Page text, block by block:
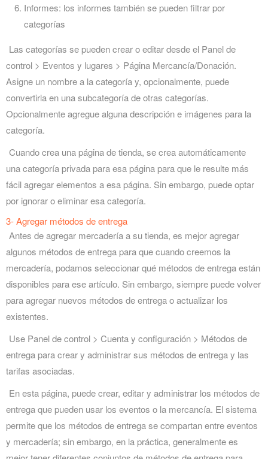
Informes: los informes también se pueden filtrar por
categorías
Las categorías se pueden crear o editar desde el Panel de
control > Eventos y lugares > Página Mercancía/Donación.
Asigne un nombre a la categoría y, opcionalmente, puede
convertirla en una subcategoría de otras categorías.
Opcionalmente agregue alguna descripción e imágenes para la
categoría.
Cuando crea una página de tienda, se crea automáticamente
una categoría privada para esa página para que le resulte más
fácil agregar elementos a esa página. Sin embargo, puede optar
por ignorar o eliminar esa categoría.
3- Agregar métodos de entrega
Antes de agregar mercadería a su tienda, es mejor agregar
algunos métodos de entrega para que cuando creemos la
mercadería, podamos seleccionar qué métodos de entrega están
disponibles para ese artículo. Sin embargo, siempre puede volver
para agregar nuevos métodos de entrega o actualizar los
existentes.
Use Panel de control > Cuenta y configuración > Métodos de
entrega para crear y administrar sus métodos de entrega y las
tarifas asociadas.
En esta página, puede crear, editar y administrar los métodos de
entrega que pueden usar los eventos o la mercancía. El sistema
permite que los métodos de entrega se compartan entre eventos
y mercadería; sin embargo, en la práctica, generalmente es